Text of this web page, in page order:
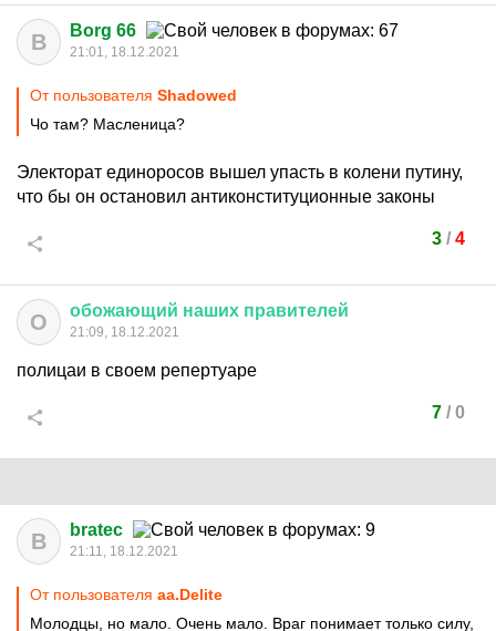
B Borg 66
21:01, 18.12.2021
От пользователя Shadowed
Чо там? Масленица?
Электорат единоросов вышел упасть в колени путину,
что бы он остановил антиконституционные законы
3/ 4
О обожающий наших правителей
21:09, 18.12.2021
полицаи в своем репертуаре
7/ 0
B bratec
21:11, 18.12.2021
От пользователя aa.Delite
Молодцы, но мало. Очень мало. Враг понимает только силу,